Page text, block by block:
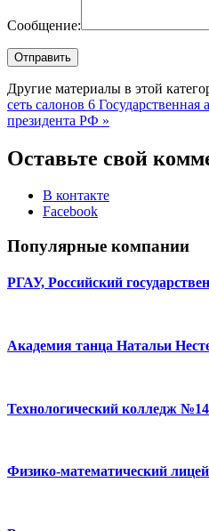
Сообщение:
Другие материалы в этой
сеть салонов 6
президента РФ »
Оставьте свой
В контакте
Facebook
Популярные компании
РГАУ, Российский
Академия танца Натальи
Технологический колледж
Физико-математический